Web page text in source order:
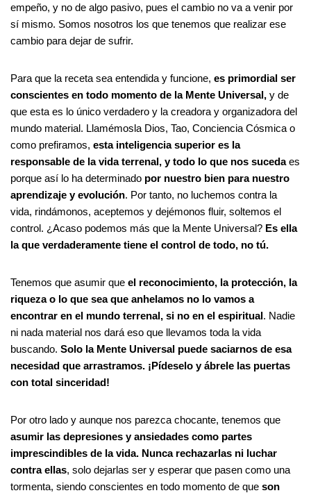
empeño, y no de algo pasivo, pues el cambio no va a venir por
sí mismo. Somos nosotros los que tenemos que realizar ese
cambio para dejar de sufrir.
Para que la receta sea entendida y funcione, es primordial ser
conscientes en todo momento de la Mente Universal, y de
que esta es lo único verdadero y la creadora y organizadora del
mundo material. Llamémosla Dios, Tao, Conciencia Cósmica o
como prefiramos, esta inteligencia superior es la
responsable de la vida terrenal, y todo lo que nos sucedaes
porque así lo ha determinado por nuestro bien para nuestro
aprendizaje y evolución. Por tanto, no luchemos contra la
vida, rindámonos, aceptemos y dejémonos fluir, soltemos el
control. ¿Acaso podemos más que la Mente Universal? Es ella
la que verdaderamente tiene el control de todo, no tú.
Tenemos que asumir que el reconocimiento, la protección, la
riqueza o lo que sea que anhelamos no lo vamos a
encontrar en el mundo terrenal, si no en el espiritual. Nadie
ni nada material nos dará eso que llevamos toda la vida
buscando. Solo la Mente Universal puede saciarnos de esa
necesidad que arrastramos. ¡Pídeselo y ábrele las puertas
con total sinceridad!
Por otro lado y aunque nos parezca chocante, tenemos que
asumir las depresiones y ansiedades como partes
imprescindibles de la vida. Nunca rechazarlas ni luchar
contra ellas, solo dejarlas ser y esperar que pasen como una
tormenta, siendo conscientes en todo momento de que son